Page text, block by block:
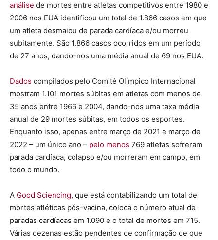
análise de mortes entre atletas competitivos entre 1980 e
2006 nos EUA identificou um total de 1.866 casos em que
um atleta desmaiou de parada cardíaca e/ou morreu
subitamente. São 1.866 casos ocorridos em um período
de 27 anos, dando-nos uma média anual de 69 nos EUA.
Dados compilados pelo Comitê Olímpico Internacional
mostram 1.101 mortes súbitas em atletas com menos de
35 anos entre 1966 e 2004, dando-nos uma taxa média
anual de 29 mortes súbitas, em todos os esportes.
Enquanto isso, apenas entre março de 2021 e março de
2022 – um único ano – pelo menos 769 atletas sofreram
parada cardíaca, colapso e/ou morreram em campo, em
todo o mundo.
A Good Sciencing, que está contabilizando um total de
mortes atléticas pós-vacina, coloca o número atual de
paradas cardíacas em 1.090 e o total de mortes em 715.
Várias dezenas estão pendentes de confirmação de que